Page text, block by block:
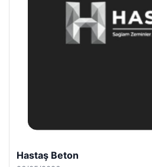
Prenses Night Club